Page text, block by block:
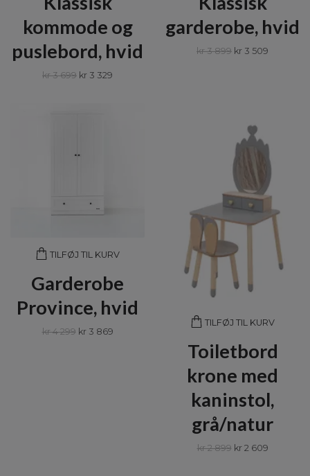
kommode og
puslebord, hvid
kr 3 699 kr 3 329
garderobe, hvid
kr 3 899 kr 3 509
TILFØJ TIL KURV
Garderobe
Province, hvid
kr 4 299 kr 3 869
TILFØJ TIL KURV
Toiletbord
krone med
kaninstol,
grå/natur
kr 2 899 kr 2 609